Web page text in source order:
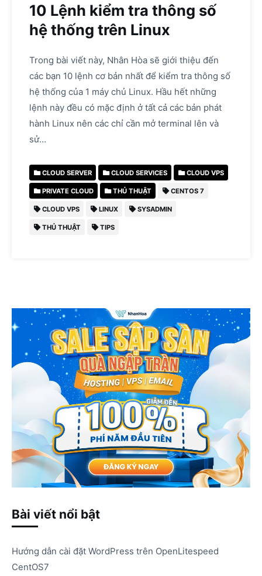
10 Lệnh kiểm tra thông số
hệ thống trên Linux
Trong bài viết này, Nhân Hòa sẽ giới thiệu đến
các bạn 10 lệnh cơ bản nhất để kiểm tra thông số
hệ thống của 1 máy chủ Linux. Hầu hết những
lệnh này đều có mặc định ở tất cả các bản phát
hành Linux nên các chỉ cần mở terminal lên và
sử…
CLOUD SERVER CLOUD SERVICES CLOUD VPS
PRIVATE CLOUD THỦ THUẬT CENTOS 7
CLOUD VPS LINUX SYSADMIN
THỦ THUẬT TIPS
Bài viết nổi bật
Hướng dẫn cài đặt WordPress trên OpenLitespeed
CentOS7